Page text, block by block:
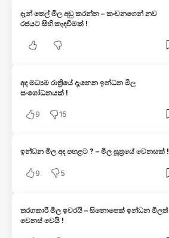
දැන් තෙල් මිල අඩු කරන්න – කංචනගෙන් නව
රජයට සිහි කැඳවීමක් !
අද මධ්‍යම රාත්‍රියේ දැනෙන ඉන්ධන මිල
සංශෝධනයක් !
9 15
ඉන්ධන මිල අද පහළට ? – මිල සූත්‍රයේ වෙනසක් !
9 5
තරගකාරී මිල ඉවරයි – සිනොපෙක් ඉන්ධන මිලත්
වෙනස් වෙයි !